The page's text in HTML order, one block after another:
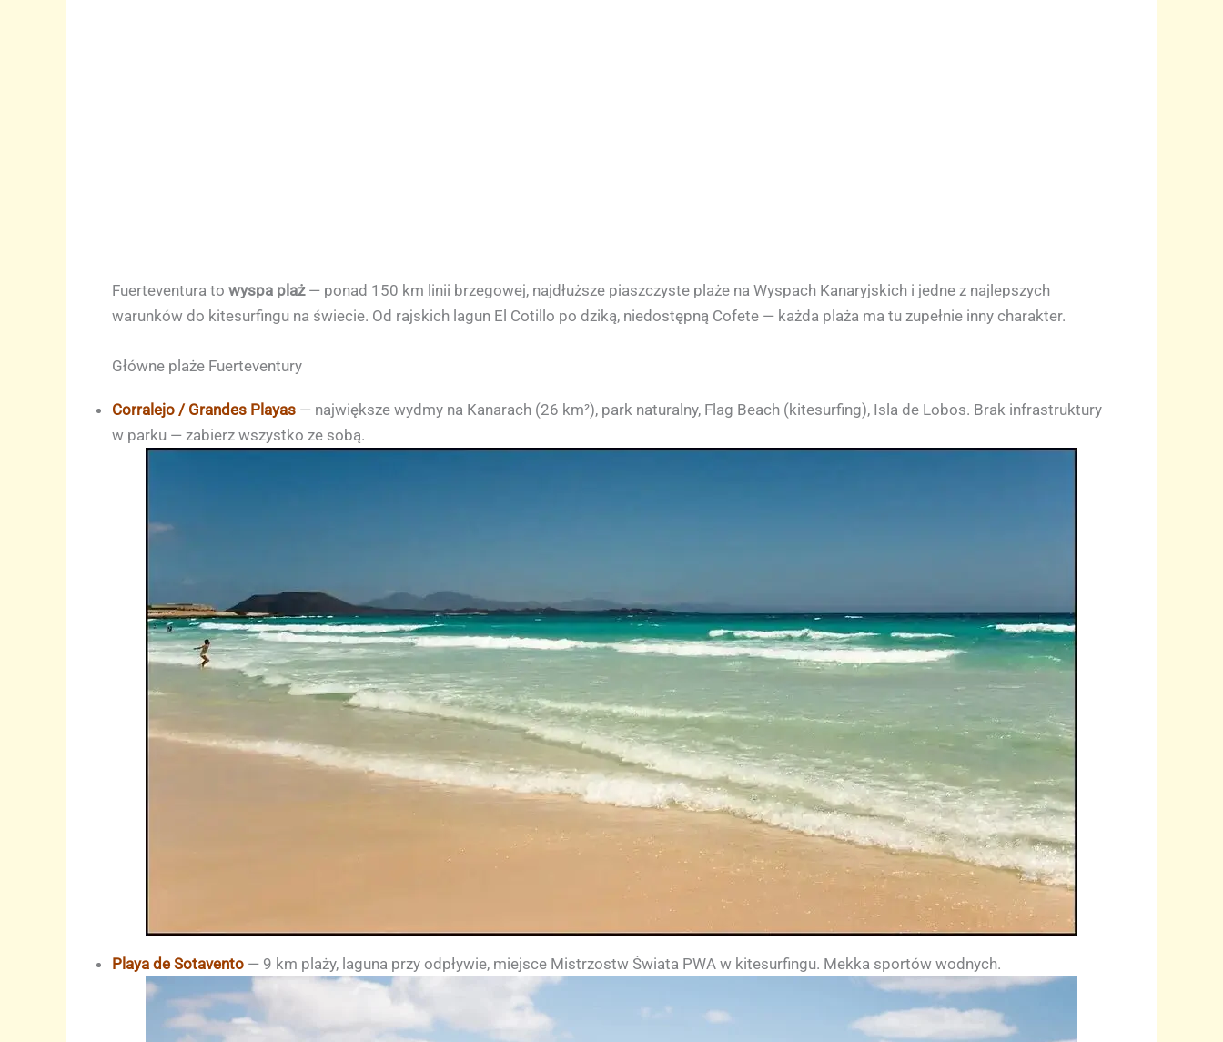
Fuerteventura to wyspa plaż— ponad 150 km linii brzegowej, najdłuższe piaszczyste plaże na Wyspach Kanaryjskich i jedne z najlepszych
warunków do kitesurfingu na świecie. Od rajskich lagun El Cotillo po dziką, niedostępną Cofete — każda plaża ma tu zupełnie inny charakter.
Główne plaże Fuerteventury
Corralejo / Grandes Playas — największe wydmy na Kanarach (26 km²), park naturalny, Flag Beach (kitesurfing), Isla de Lobos. Brak infrastruktury
w parku — zabierz wszystko ze sobą.
Playa de Sotavento — 9 km plaży, laguna przy odpływie, miejsce Mistrzostw Świata PWA w kitesurfingu. Mekka sportów wodnych.